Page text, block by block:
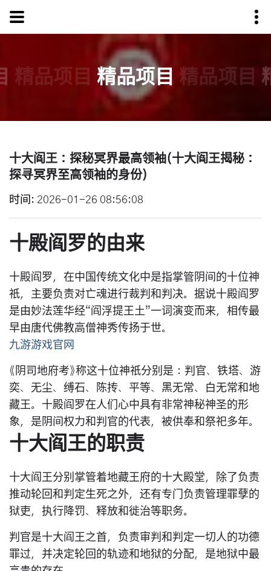
精品项目 精品项目 精品项目
十大阎王：探秘冥界最高领袖(十大阎王揭秘：
探寻冥界至高领袖的身份)
时间 2026-01-26 08:56:08
十殿阎罗的由来
十殿阎罗，在中国传统文化中是指掌管阴间的十位神
祇，主要负责对亡魂进行裁判和判决。据说十殿阎罗
是由妙法莲华经“阎浮提王土”一词演变而来，相传最
早由唐代佛教高僧神秀传扬于世。
九游游戏官网
《阴司地府考》称这十位神祇分别是：判官、铁塔、游
奕、无尘、缚石、陈抟、平等、黑无常、白无常和地
藏王。十殿阎罗在人们心中具有非常神秘神圣的形
象，是阴间权力和判官的代表，被供奉和祭祀多年。
十大阎王的职责
十大阎王分别掌管着地藏王府的十大殿堂，除了负责
推动轮回和判定生死之外，还有专门负责管理罪孽的
狱吏，执行降罚、释放和徙治等职务。
判官是十大阎王之首，负责审判和判定一切人的功德
罪过，并决定轮回的轨迹和地狱的分配，是地狱中最